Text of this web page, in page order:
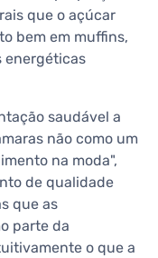
que o açúcar
bem em muffins,
energéticas
saudável a
não como um
na moda",
de qualidade
que as
parte da
o que a